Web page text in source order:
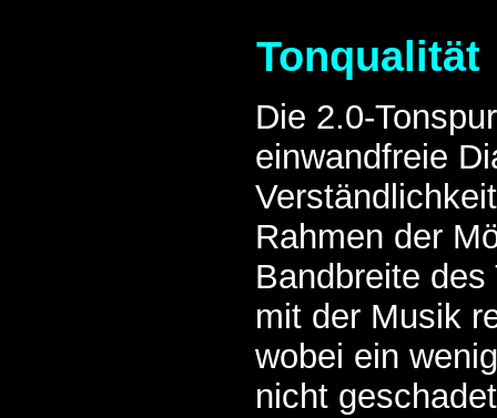
Tonqualität
Die 2.0-
einwandfreie
Rahmen der
Bandbreite des
mit der Musik
wobei ein
nicht